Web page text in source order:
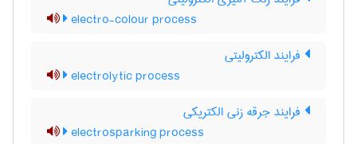
electro-colour process
فرایند الکترولیتی
electrolytic process
فرایند جرقه زنی الکتریکی
electrosparking process